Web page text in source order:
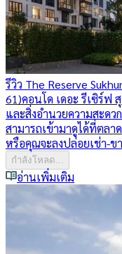
รีวิว The Reserve
61)คอนโด เดอะ รีเซิร์
และสิ่งอำนวยความสะด
สามารถเข้ามาดูได้ที่ตล
หรือคุณจะลงปล่อยเช่า-ข
กำลังโหลด...
อ่านเพิ่มเติม